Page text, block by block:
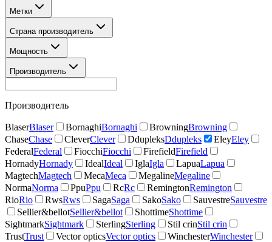
Метки
Страна производитель
Мощность
Производитель
Производитель
BlaserBlaser BornaghiBornaghi BrowningBrowning
ChaseChase CleverClever DdupleksDdupleks EleyEley
FederalFederal FiocchiFiocchi FirefieldFirefield
HornadyHornady IdealIdeal IglaIgla LapuaLapua
MagtechMagtech MecaMeca MegalineMegaline
NormaNorma PpuPpu RcRc RemingtonRemington
RioRio RwsRws SagaSaga SakoSako SauvestreSauvestre
Sellier&bellotSellier&bellot ShottimeShottime
SightmarkSightmark SterlingSterling Stil crinStil crin
TrustTrust Vector opticsVector optics WinchesterWinchester